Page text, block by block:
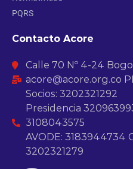
PQRS
Contacto Acore
Calle 70 Nº 4-24
acore@acore.org.co
Socios: 3202321292
Presidencia
3108043575
AVODE: 3183944734
3202321279